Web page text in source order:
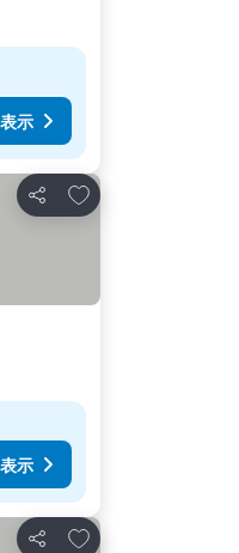
示
シェア
お気に入りに追加
示
お気に入りに追加